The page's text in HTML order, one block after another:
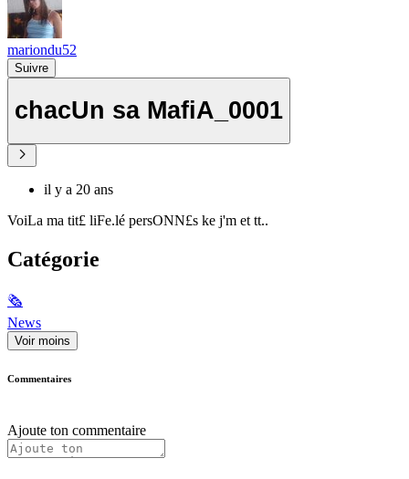
mariondu52
Suivre
chacUn sa MafiA_0001
il y a 20 ans
VoiLa ma tit£ liFe.lé persONN£s ke j'm et tt..
Catégorie
🗞
News
Voir moins
Commentaires
Ajoute ton commentaire